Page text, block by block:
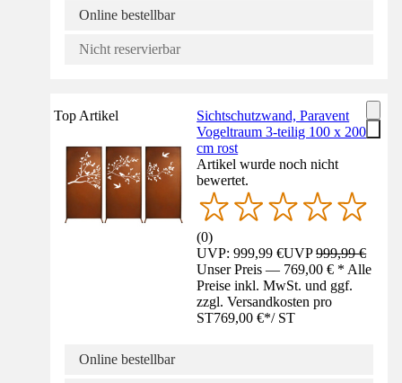
Online bestellbar
Nicht reservierbar
Top Artikel
Sichtschutzwand, Paravent
Vogeltraum 3-teilig 100 x 200
cm rost
Artikel wurde noch nicht
bewertet.
(0)
UVP: 999,99 €UVP999,99 €
Unser Preis — 769,00 € * Alle
Preise inkl. MwSt. und ggf.
zzgl. Versandkosten pro
ST769,00 €*/ ST
Online bestellbar